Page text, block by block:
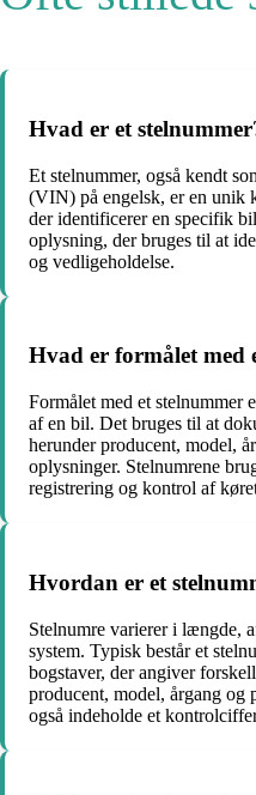
Hvad er et
Et stelnummer, også kendt
(VIN) på engelsk, er en unik
der identificerer en specifik
oplysning, der bruges til at
og vedligeholdelse.
Hvad er formålet med
Formålet med et stelnummer
af en bil. Det bruges til at
herunder producent, model,
oplysninger. Stelnumrene
registrering og kontrol af
Hvordan er et
Stelnumre varierer i længde,
system. Typisk består et
bogstaver, der angiver
producent, model, årgang og
også indeholde et